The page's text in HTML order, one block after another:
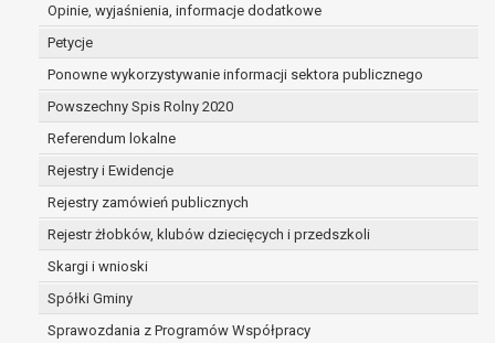
Opinie, wyjaśnienia, informacje dodatkowe
Petycje
Ponowne wykorzystywanie informacji sektora publicznego
Powszechny Spis Rolny 2020
Referendum lokalne
Rejestry i Ewidencje
Rejestry zamówień publicznych
Rejestr żłobków, klubów dziecięcych i przedszkoli
Skargi i wnioski
Spółki Gminy
Sprawozdania z Programów Współpracy
dane są nieprawidłowe lub
prawo do żądania usunięcia danych
osobowych (tzw. prawo do bycia
zapomnianym) na podstawie art. 17 RODO,
w przypadku gdy:
dane nie są już niezbędne do celów,
dla których były zebrane lub w inny
sposób przetwarzane,
osoba, której dane dotyczą, wniosła
sprzeciw wobec przetwarzania
danych osobowych,
zgodę na przetwarzanie danych